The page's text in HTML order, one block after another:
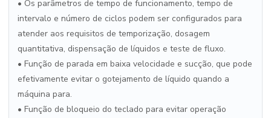
• Os parâmetros de tempo de funcionamento, tempo de
intervalo e número de ciclos podem ser configurados para
atender aos requisitos de temporização, dosagem
quantitativa, dispensação de líquidos e teste de fluxo.
• Função de parada em baixa velocidade e sucção, que pode
efetivamente evitar o gotejamento de líquido quando a
máquina para.
• Função de bloqueio do teclado para evitar operação